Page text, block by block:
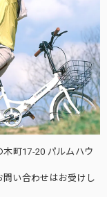
接合など完成はし
シマノ6段変速付
になり、きつい
しました。」か
には向いてない。
クロスバイク 自転車 26インチ シマノ6段変速 LEDライト ワイヤー錠 泥除けフェンダー 付き プレゼント ギフト スポーツバイク 通勤 通学 街乗り お洒落 メーカー1年保証 P-701
木町17-20 パルムハウ
い合わせはお受けし